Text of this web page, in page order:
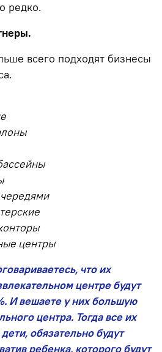
редко.
всего подходят бизнесы
центры
что их
центре будут
И вешаете у них большую
центра. Тогда все их
обязательно будут
ребенка, которого будут